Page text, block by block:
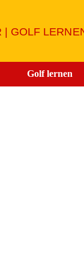
Golf lernen